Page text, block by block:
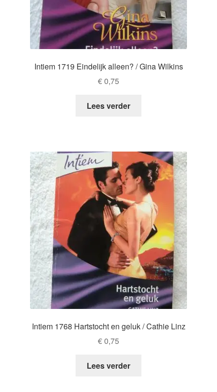
Intiem 1719 Eindelijk alleen? / Gina Wilkins
€0,75
Lees verder
Intiem 1768 Hartstocht en geluk / Cathie Linz
€0,75
Lees verder